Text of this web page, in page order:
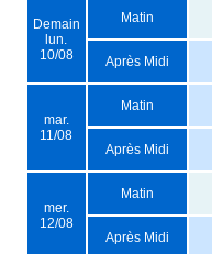
Demain
lun.
10/08
Matin
Après Midi
mar.
11/08
Matin
Après Midi
mer.
12/08
Matin
Après Midi